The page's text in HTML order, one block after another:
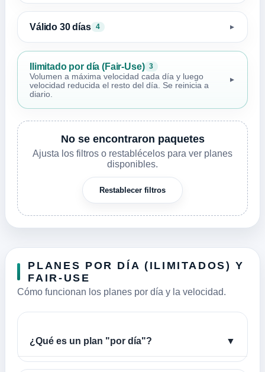
Válido 30 días 4 ▼
Ilimitado por día (Fair-Use) 3
Volumen a máxima velocidad cada día y luego
velocidad reducida el resto del día. Se reinicia a
diario.
▼
No se encontraron paquetes
Ajusta los filtros o restablécelos para ver planes
disponibles.
Restablecer filtros
PLANES POR DÍA (ILIMITADOS) Y
FAIR-USE
Cómo funcionan los planes por día y la velocidad.
¿Qué es un plan "por día"? ▼